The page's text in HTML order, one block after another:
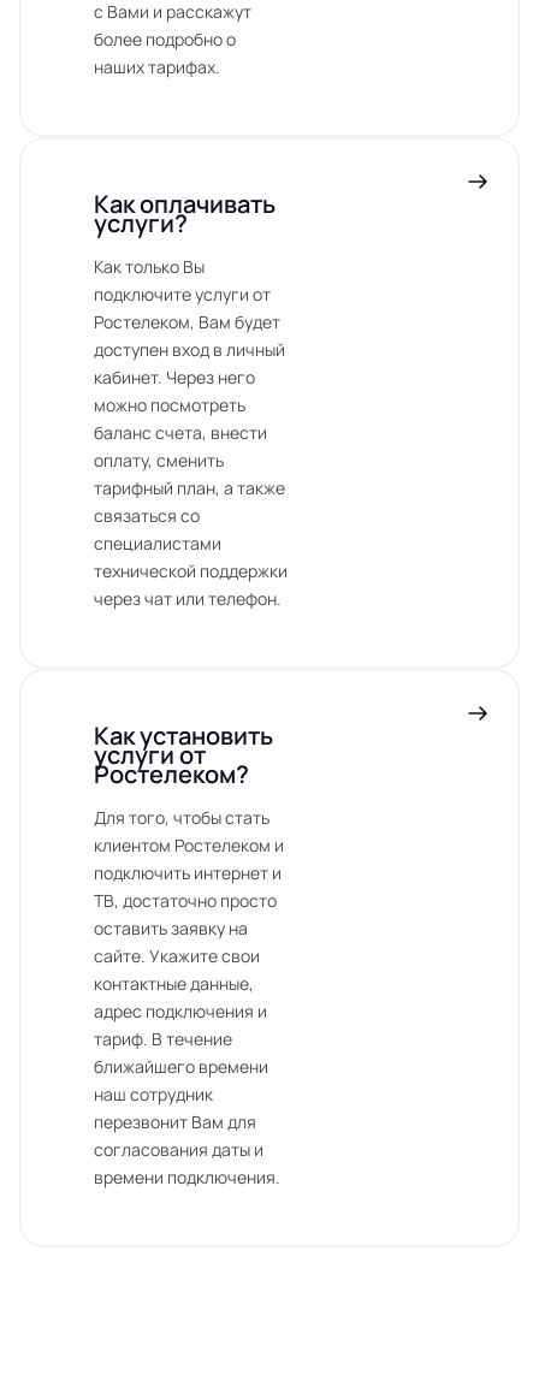
с Вами и расскажут
более подробно о
наших тарифах.
Как оплачивать
услуги?
Как только Вы
подключите услуги от
Ростелеком, Вам будет
доступен вход в личный
кабинет. Через него
можно посмотреть
баланс счета, внести
оплату, сменить
тарифный план, а также
связаться со
специалистами
технической поддержки
через чат или телефон.
Как установить
услуги от
Ростелеком?
Для того, чтобы стать
клиентом Ростелеком и
подключить интернет и
ТВ, достаточно просто
оставить заявку на
сайте. Укажите свои
контактные данные,
адрес подключения и
тариф. В течение
ближайшего времени
наш сотрудник
перезвонит Вам для
согласования даты и
времени подключения.